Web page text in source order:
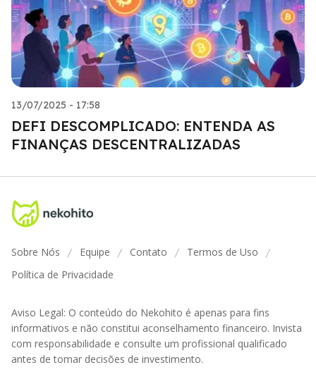
13/07/2025 - 17:58
DEFI DESCOMPLICADO: ENTENDA AS
FINANÇAS DESCENTRALIZADAS
Sobre Nós / Equipe / Contato / Termos de Uso /
Política de Privacidade
Aviso Legal: O conteúdo do Nekohito é apenas para fins
informativos e não constitui aconselhamento financeiro. Invista
com responsabilidade e consulte um profissional qualificado
antes de tomar decisões de investimento.